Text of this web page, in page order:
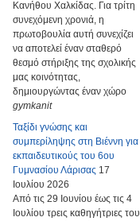
Κανήθου Χαλκίδας. Για τρίτη
συνεχόμενη χρονιά, η
πρωτοβουλία αυτή συνεχίζει
να αποτελεί έναν σταθερό
θεσμό στήριξης της σχολικής
μας κοινότητας,
δημιουργώντας έναν χώρο
gymkanit
Ταξίδι γνώσης και
συμπερίληψης στη Βιέννη για
εκπαιδευτικούς του 6ου
Γυμνασίου Λάρισας 17
Ιουλίου 2026
Από τις 29 Ιουνίου έως τις 4
Ιουλίου τρεις καθηγήτριες του